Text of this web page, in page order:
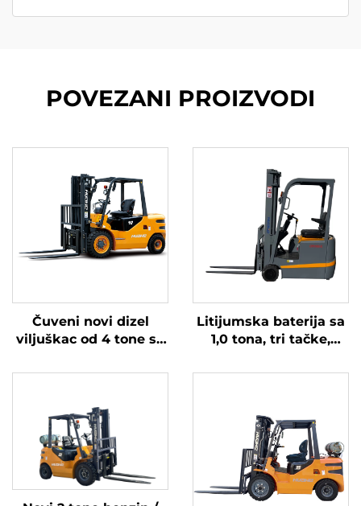
POVEZANI PROIZVODI
Čuveni novi dizel
viljuškac od 4 tone sa
japanskim ISUZU
Litijumska baterija sa
1,0 tona, tri tačke,
litijumska baterija,